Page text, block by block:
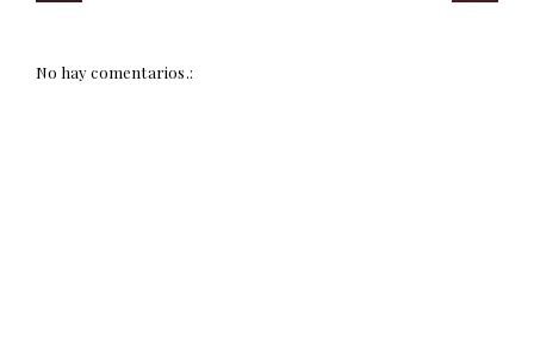
No hay comentarios.: